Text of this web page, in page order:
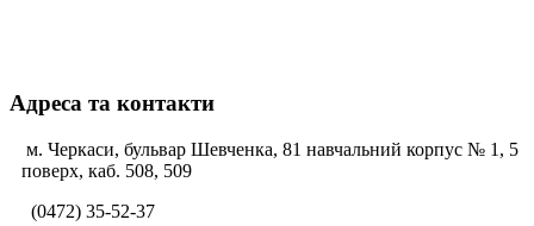
Адреса та контакти
м. Черкаси, бульвар Шевченка, 81 навчальний корпус № 1, 5
поверх, каб. 508, 509
(0472) 35-52-37